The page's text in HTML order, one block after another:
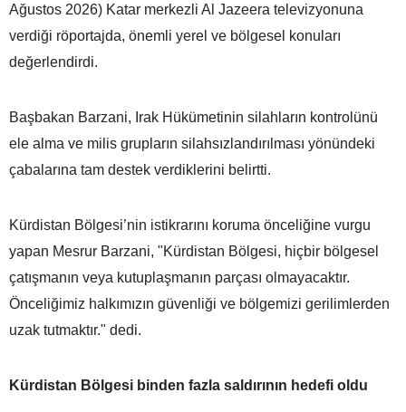
Ağustos 2026) Katar merkezli Al Jazeera televizyonuna
verdiği röportajda, önemli yerel ve bölgesel konuları
değerlendirdi.
Başbakan Barzani, Irak Hükümetinin silahların kontrolünü
ele alma ve milis grupların silahsızlandırılması yönündeki
çabalarına tam destek verdiklerini belirtti.
Kürdistan Bölgesi’nin istikrarını koruma önceliğine vurgu
yapan Mesrur Barzani, "Kürdistan Bölgesi, hiçbir bölgesel
çatışmanın veya kutuplaşmanın parçası olmayacaktır.
Önceliğimiz halkımızın güvenliği ve bölgemizi gerilimlerden
uzak tutmaktır." dedi.
Kürdistan Bölgesi binden fazla saldırının hedefi oldu